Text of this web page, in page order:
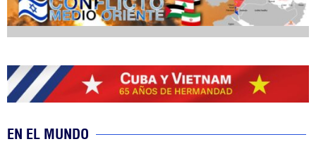
EN EL MUNDO